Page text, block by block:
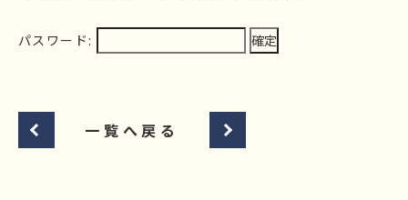
パスワード:
一覧へ戻る